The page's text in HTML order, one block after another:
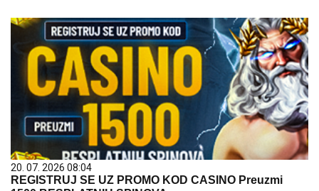
20. 07. 2026 08:04
REGISTRUJ SE UZ PROMO KOD CASINO Preuzmi